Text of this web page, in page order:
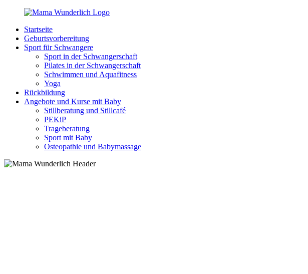
Zurück
Inhalt
MamaWunderlich.de
Mutti
sein
wunderbar!
Startseite
Geburtsvorbereitung
Sport für Schwangere
Sport in der Schwangerschaft
Pilates in der Schwangerschaft
Schwimmen und Aquafitness
Yoga
Rückbildung
Angebote und Kurse mit Baby
Stillberatung und Stillcafé
PEKiP
Trageberatung
Sport mit Baby
Osteopathie und Babymassage